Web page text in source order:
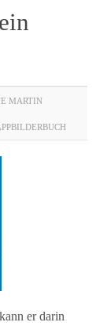
MARTIN
er darin